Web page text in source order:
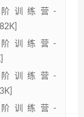
训练营-
训练营-
训练营-
训练营-